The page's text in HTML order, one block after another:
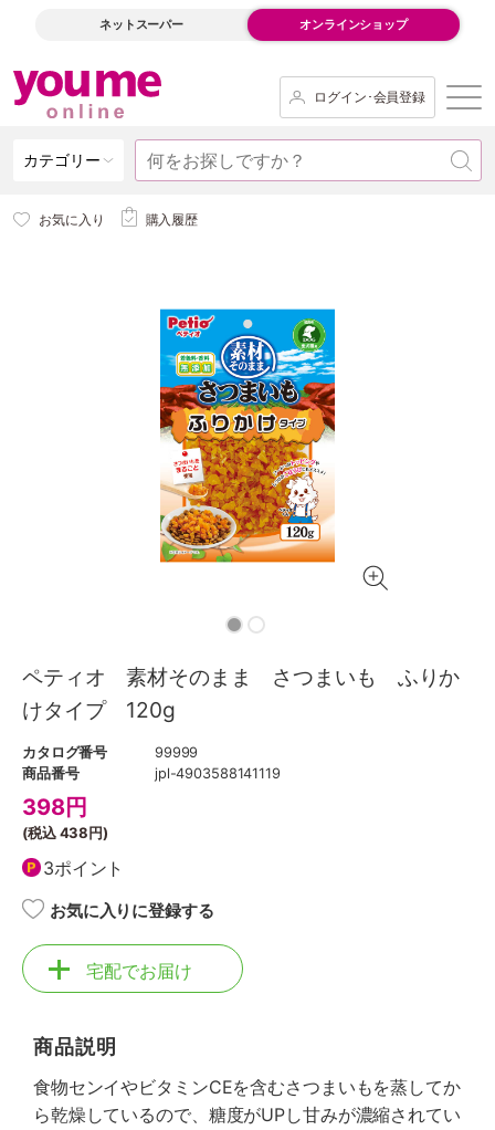
ネットスーパー オンラインショップ
ログイン･会員登録
カテゴリー
お気に入り 購入履歴
ペティオ 素材そのまま さつまいも ふりか
けタイプ 120g
カタログ番号
99999
商品番号
jpl-4903588141119
398円
(税込438円)
3ポイント
お気に入りに登録する
宅配でお届け
商品説明
食物センイやビタミンCEを含むさつまいもを蒸してか
ら乾燥しているので、糖度がUPし甘みが濃縮されてい